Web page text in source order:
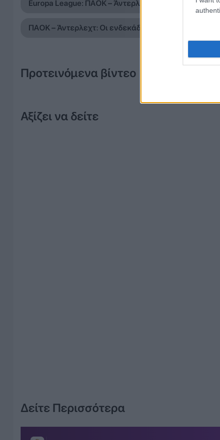
Europa League: ΠΑΟΚ – Άντερλεχτ LIVE
ΠΑΟΚ – Άντερλεχτ: Οι ενδεκάδες των δύο ομάδων
Προτεινόμενα βίντεο
Αξίζει να δείτε
Δείτε Περισσότερα